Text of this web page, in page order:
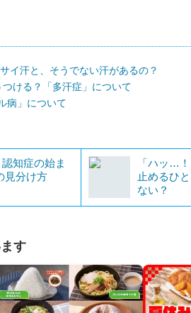
イ汗と、そうでない汗があるの？
ける？「多汗症」について
病」について
知症の始ま
見分け方
「ハッ…
止めるひ
ない？
す